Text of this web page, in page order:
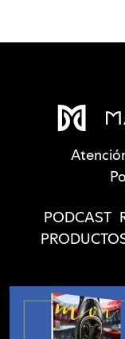
PODCAST